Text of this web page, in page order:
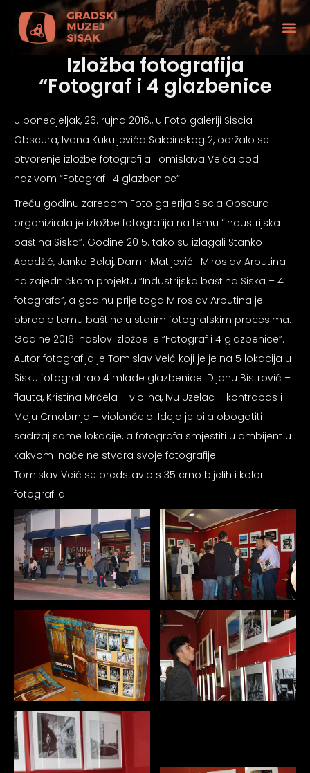
Izložba fotografija
“Fotograf i 4 glazbenice
U ponedjeljak, 26. rujna 2016., u Foto galeriji Siscia
Obscura, Ivana Kukuljevića Sakcinskog 2, održalo se
otvorenje izložbe fotografija Tomislava Veića pod
nazivom “Fotograf i 4 glazbenice”.
Treću godinu zaredom Foto galerija Siscia Obscura
organizirala je izložbe fotografija na temu “Industrijska
baština Siska”. Godine 2015. tako su izlagali Stanko
Abadžić, Janko Belaj, Damir Matijević i Miroslav Arbutina
na zajedničkom projektu “Industrijska baština Siska – 4
fotografa”, a godinu prije toga Miroslav Arbutina je
obradio temu baštine u starim fotografskim procesima.
Godine 2016. naslov izložbe je “Fotograf i 4 glazbenice”.
Autor fotografija je Tomislav Veić koji je je na 5 lokacija u
Sisku fotografirao 4 mlade glazbenice: Dijanu Bistrović –
flauta, Kristina Mrčela – violina, Ivu Uzelac – kontrabas i
Maju Crnobrnja – violončelo. Ideja je bila obogatiti
sadržaj same lokacije, a fotografa smjestiti u ambijent u
kakvom inače ne stvara svoje fotografije.
Tomislav Veić se predstavio s 35 crno bijelih i kolor
fotografija.
vida